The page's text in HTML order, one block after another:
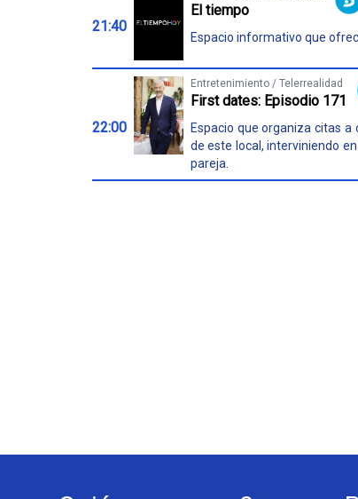
21:40
El tiempo
Espacio informativo que
22:00
Entretenimiento / Telerrealidad
First dates: Episodio 171
Espacio que organiza citas
de este local, interviniendo
pareja.